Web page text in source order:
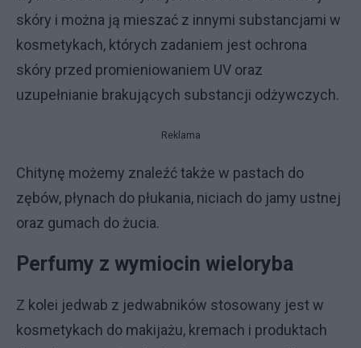
skóry i można ją mieszać z innymi substancjami w
kosmetykach, których zadaniem jest ochrona
skóry przed promieniowaniem UV oraz
uzupełnianie brakujących substancji odżywczych.
Reklama
Chitynę możemy znaleźć także w pastach do
zębów, płynach do płukania, niciach do jamy ustnej
oraz gumach do żucia.
Perfumy z wymiocin wieloryba
Z kolei jedwab z jedwabników stosowany jest w
kosmetykach do makijażu, kremach i produktach